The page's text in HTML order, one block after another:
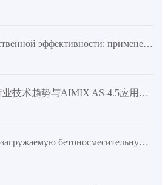
Повышение производственной эффективности: применение системы двойного винтового перемешивания в крупных строительных проектах
自上料混凝土搅拌车行业技术趋势与AIMIX AS-4.5应用解析
Как использовать самозагружаемую бетоносмесительную машину AS - 2.6 для быстрого бетонирования на сложных строительных площадках?